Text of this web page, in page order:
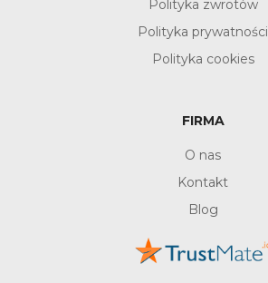
Polityka zwrotów
Polityka prywatności
Polityka cookies
FIRMA
O nas
Kontakt
Blog